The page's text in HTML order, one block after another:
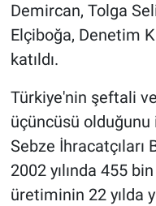
Demircan, Tolga
Elçiboğa, Denetim
katıldı.
Türkiye'nin şeftali
üçüncüsü olduğunu
Sebze İhracatçıları
2002 yılında 455
üretiminin 22 yılda